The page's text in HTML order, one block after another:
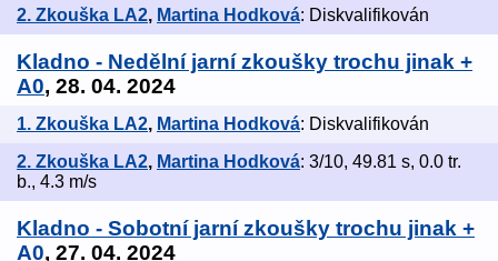
2. Zkouška LA2, Martina Hodková: Diskvalifikován
Kladno - Nedělní jarní zkoušky trochu jinak +
A0, 28. 04. 2024
1. Zkouška LA2, Martina Hodková: Diskvalifikován
2. Zkouška LA2, Martina Hodková: 3/10, 49.81 s, 0.0 tr.
b., 4.3 m/s
Kladno - Sobotní jarní zkoušky trochu jinak +
A0, 27. 04. 2024